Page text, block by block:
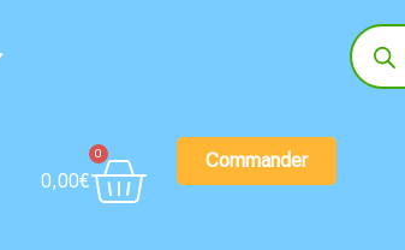
0,00€
0 Commander